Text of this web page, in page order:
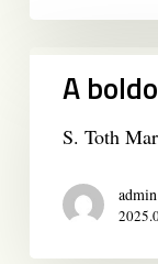
boldogság
A
S. Toth
admin